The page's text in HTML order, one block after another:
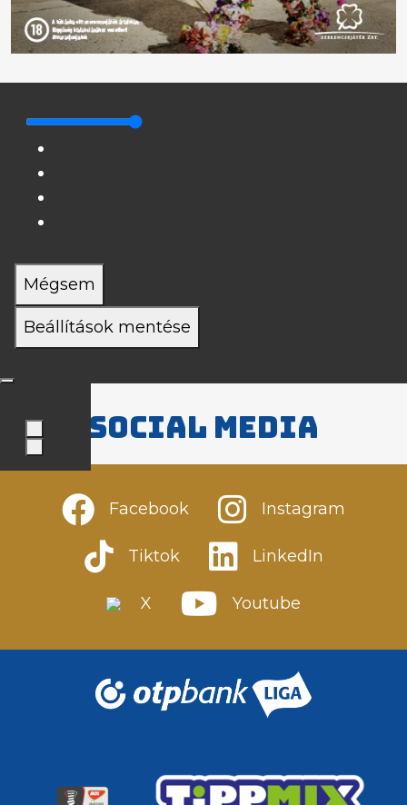
Mégsem
Beállítások mentése
Social media
Facebook Instagram
Tiktok LinkedIn
X Youtube